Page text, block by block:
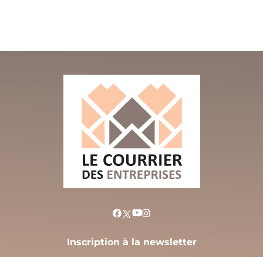
Inscription à la newsletter